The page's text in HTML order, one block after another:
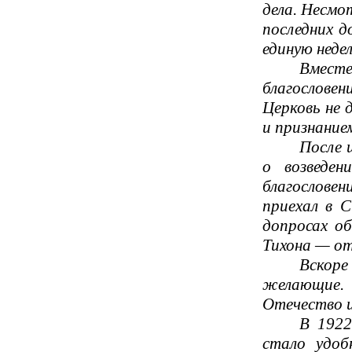
дела.
последних
единую
Церковь не
и
После
о
приехал в
допросах
Тихона —
желающие.
Отечество
В
стало